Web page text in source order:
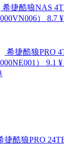
希捷酷狼NAS
）
8.7
希捷酷狼PRO
）
9.1 ¥
捷酷狼PRO